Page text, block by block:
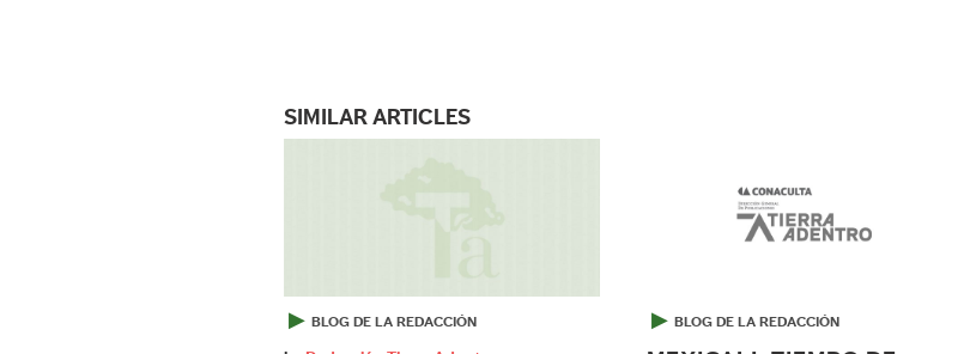
SIMILAR ARTICLES
▶ BLOG DE LA REDACCIÓN ▶ BLOG DE LA REDACCIÓN